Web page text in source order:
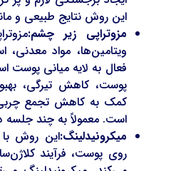
این روش نتایج طبیعی و
مزوتراپی زیر چشم:
ویتامین‌ها، مواد معدنی،
فعال به لایه میانی
پوست، کاهش تیرگی،
کمک به کاهش تجمع
است. معمولاً به چند جلسه
میکرونیدلینگ:این روش با
روی پوست، فرآیند